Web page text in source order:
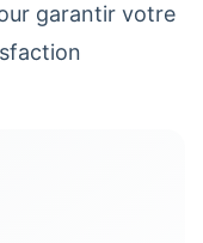
garantir votre